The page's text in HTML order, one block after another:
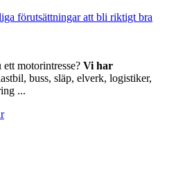
förutsättningar att bli riktigt bra
motorintresse? Vi har
buss, släp, elverk, logistiker,
...